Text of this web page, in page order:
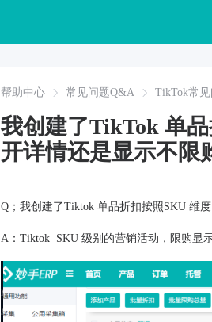
帮助中心 常见问题Q&A TikTok常见
我创建了TikTok 单
开详情还是显示不限
Q；我创建了Tiktok 单品折扣按照SKU 维
A：Tiktok SKU 级别的营销活动，限购显